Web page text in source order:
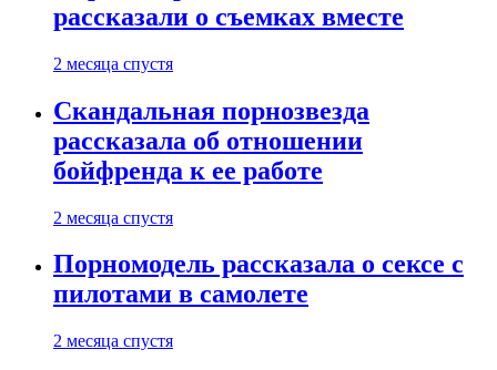
рассказали о съемках вместе
2 месяца спустя
Скандальная порнозвезда
рассказала об отношении
бойфренда к ее работе
2 месяца спустя
Порномодель рассказала о сексе с
пилотами в самолете
2 месяца спустя